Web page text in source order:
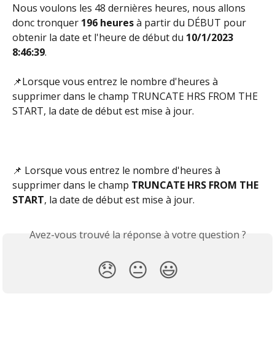
Nous voulons les 48 dernières heures, nous allons
donc tronquer 196 heures à partir du DÉBUT pour
obtenir la date et l'heure de début du 10/1/2023
8:46:39.
📌Lorsque vous entrez le nombre d'heures à
supprimer dans le champ TRUNCATE HRS FROM THE
START, la date de début est mise à jour.
📌 Lorsque vous entrez le nombre d'heures à
supprimer dans le champ TRUNCATE HRS FROM THE
START, la date de début est mise à jour.
Avez-vous trouvé la réponse à votre question ?
😞 😐 😃